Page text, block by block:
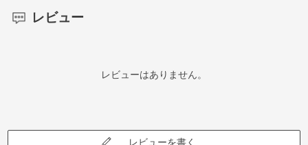
レビュー
レビューはありません。
レビューを書く